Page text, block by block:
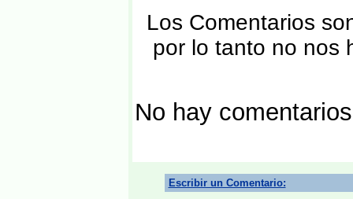
Los Comentarios
por lo tanto no nos
No hay
Escribir un Comentario: